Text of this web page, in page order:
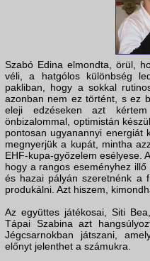
Szabó Edina elmondta, örül,
véli, a hatgólos különbség
pakliban, hogy a sokkal
azonban nem ez történt, s ez
eleji edzéseken azt
önbizalommal, optimistán
pontosan ugyanannyi energiát
megnyerjük a kupát, mintha
EHF-kupa-győzelem esélyese.
hogy a rangos eseményhez illő
és hazai pályán szeretnénk a
produkálni. Azt hiszem,
Az együttes játékosai, Siti
Tápai Szabina azt
Jégcsarnokban játszani,
előnyt jelenthet a számukra.